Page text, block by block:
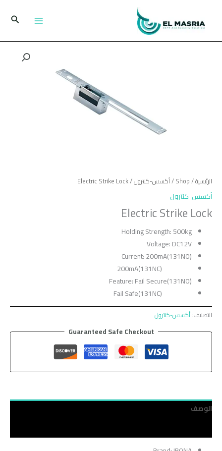
المحتوى
البحث
الرئيسية/
Shop
/أكسس-كنترول/ Electric Strike Lock
أكسس-كنترول
Electric Strike Lock
Holding Strength: 500kg
Voltage: DC12V
Current: 200mA(131NO)
Feature: Fail Secure(131NO)
التصنيف:أكسس-كنترول
Guaranteed Safe Checkout
الوصف